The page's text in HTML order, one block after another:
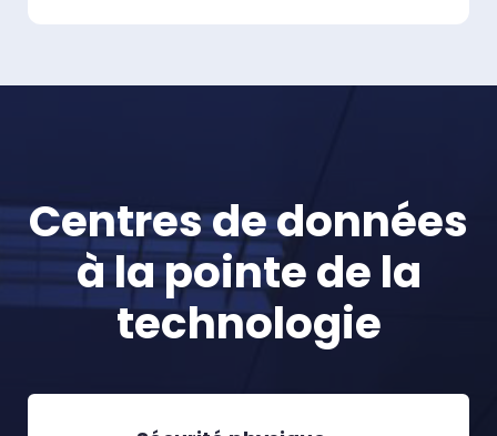
Centres de données
à la pointe de la
technologie